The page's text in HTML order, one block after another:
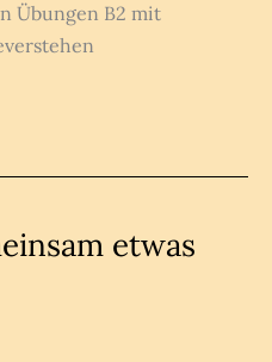
Übungen B2 mit
etwas